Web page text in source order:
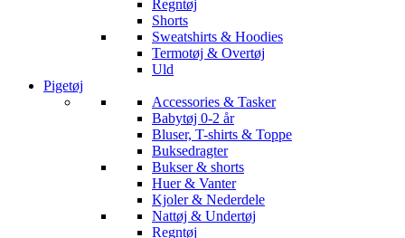
Regntøj
Shorts
Sweatshirts & Hoodies
Termotøj & Overtøj
Uld
Pigetøj
Accessories & Tasker
Babytøj 0-2 år
Bluser, T-shirts & Toppe
Buksedragter
Bukser & shorts
Huer & Vanter
Kjoler & Nederdele
Nattøj & Undertøj
Regntøj